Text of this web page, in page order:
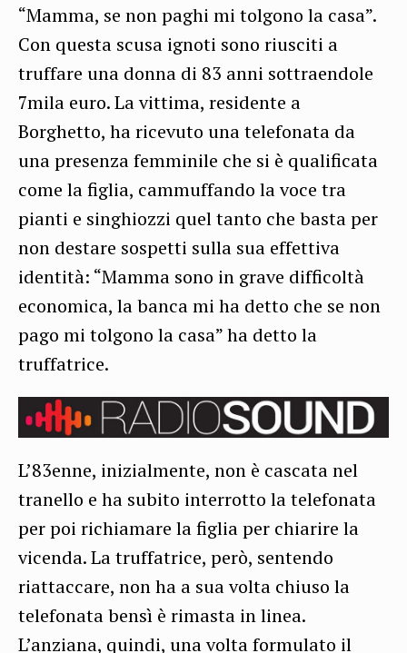
“Mamma, se non paghi mi tolgono la casa”.
Con questa scusa ignoti sono riusciti a
truffare una donna di 83 anni sottraendole
7mila euro. La vittima, residente a
Borghetto, ha ricevuto una telefonata da
una presenza femminile che si è qualificata
come la figlia, cammuffando la voce tra
pianti e singhiozzi quel tanto che basta per
non destare sospetti sulla sua effettiva
identità: “Mamma sono in grave difficoltà
economica, la banca mi ha detto che se non
pago mi tolgono la casa” ha detto la
truffatrice.
L’83enne, inizialmente, non è cascata nel
tranello e ha subito interrotto la telefonata
per poi richiamare la figlia per chiarire la
vicenda. La truffatrice, però, sentendo
riattaccare, non ha a sua volta chiuso la
telefonata bensì è rimasta in linea.
L’anziana, quindi, una volta formulato il